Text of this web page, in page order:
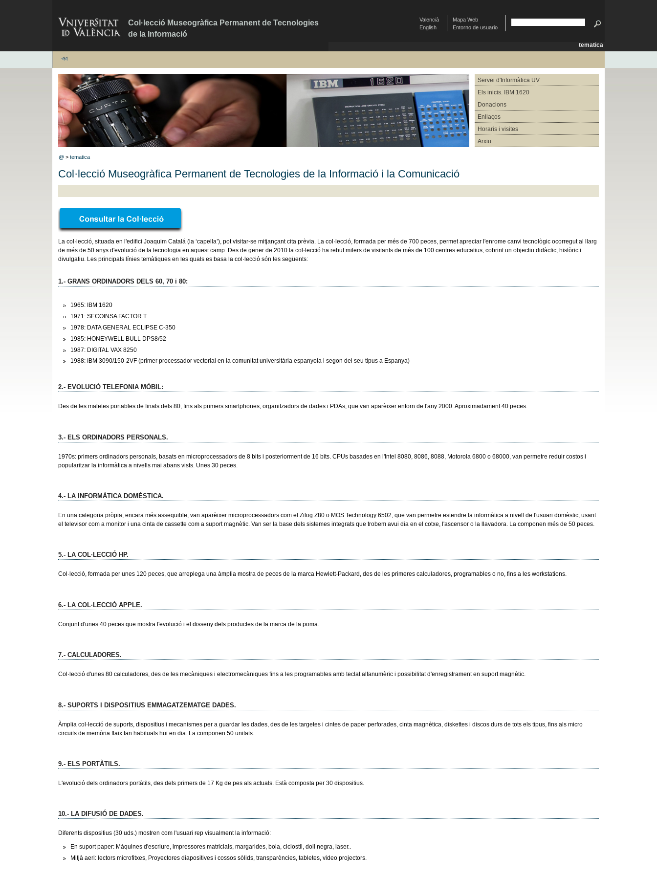
Col·lecció Museogràfica Permanent de Tecnologies
de la Informació
Mapa Web
Entorno de usuario
Valencià
English
tematica
Servei d'Informàtica UV
Els inicis. IBM 1620
Donacions
Enllaços
Horaris i visites
Arxiu
@ >tematica
Col·lecció Museogràfica Permanent de Tecnologies de la Informació i la Comunicació
La col·lecció, situada en l'edifici Joaquim Catalá (la ‘capella’), pot visitar-se mitjançant cita prèvia. La col·lecció, formada per més de 700 peces, permet apreciar l'enrome canvi tecnològic ocorregut al llarg
de més de 50 anys d'evolució de la tecnologia en aquest camp. Des de gener de 2010 la col·lecció ha rebut milers de visitants de més de 100 centres educatius, cobrint un objectiu didàctic, històric i
divulgatiu. Les principals línies temàtiques en les quals es basa la col·lecció són les següents:
1.- GRANS ORDINADORS DELS 60, 70 i 80:
1965: IBM 1620
1971: SECOINSA FACTOR T
1978: DATA GENERAL ECLIPSE C-350
1985: HONEYWELL BULL DPS8/52
1987: DIGITAL VAX 8250
1988: IBM 3090/150-2VF (primer processador vectorial en la comunitat universitària espanyola i segon del seu tipus a Espanya)
2.- EVOLUCIÓ TELEFONIA MÒBIL:
Des de les maletes portables de finals dels 80, fins als primers smartphones, organitzadors de dades i PDAs, que van aparèixer entorn de l'any 2000. Aproximadament 40 peces.
3.- ELS ORDINADORS PERSONALS.
1970s: primers ordinadors personals, basats en microprocessadors de 8 bits i posteriorment de 16 bits. CPUs basades en l'Intel 8080, 8086, 8088, Motorola 6800 o 68000, van permetre reduir costos i
popularitzar la informàtica a nivells mai abans vists. Unes 30 peces.
4.- LA INFORMÀTICA DOMÈSTICA.
En una categoria pròpia, encara més assequible, van aparèixer microprocessadors com el Zilog Z80 o MOS Technology 6502, que van permetre estendre la informàtica a nivell de l'usuari domèstic, usant
el televisor com a monitor i una cinta de cassette com a suport magnètic. Van ser la base dels sistemes integrats que trobem avui dia en el cotxe, l'ascensor o la llavadora. La componen més de 50 peces.
5.- LA COL·LECCIÓ HP.
Col·lecció, formada per unes 120 peces, que arreplega una àmplia mostra de peces de la marca Hewlett-Packard, des de les primeres calculadores, programables o no, fins a les workstations.
6.- LA COL·LECCIÓ APPLE.
Conjunt d'unes 40 peces que mostra l'evolució i el disseny dels productes de la marca de la poma.
7.- CALCULADORES.
Col·lecció d'unes 80 calculadores, des de les mecàniques i electromecàniques fins a les programables amb teclat alfanumèric i possibilitat d'enregistrament en suport magnètic.
8.- SUPORTS I DISPOSITIUS EMMAGATZEMATGE DADES.
Àmplia col·lecció de suports, dispositius i mecanismes per a guardar les dades, des de les targetes i cintes de paper perforades, cinta magnètica, diskettes i discos durs de tots els tipus, fins als micro
circuits de memòria flaix tan habituals hui en dia. La componen 50 unitats.
9.- ELS PORTÀTILS.
L'evolució dels ordinadors portàtils, des dels primers de 17 Kg de pes als actuals. Està composta per 30 dispositius.
10.- LA DIFUSIÓ DE DADES.
Diferents dispositius (30 uds.) mostren com l'usuari rep visualment la informació:
En suport paper: Màquines d'escriure, impressores matricials, margarides, bola, ciclostil, doll negra, laser..
Mitjà aeri: lectors microfitxes, Proyectores diapositives i cossos sòlids, transparències, tabletes, video projectors.